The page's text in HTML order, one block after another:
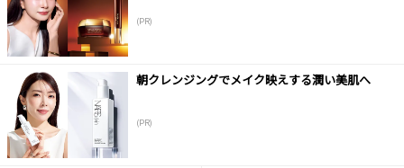
(PR)
朝クレンジングでメイク映えする潤い美肌へ
(PR)